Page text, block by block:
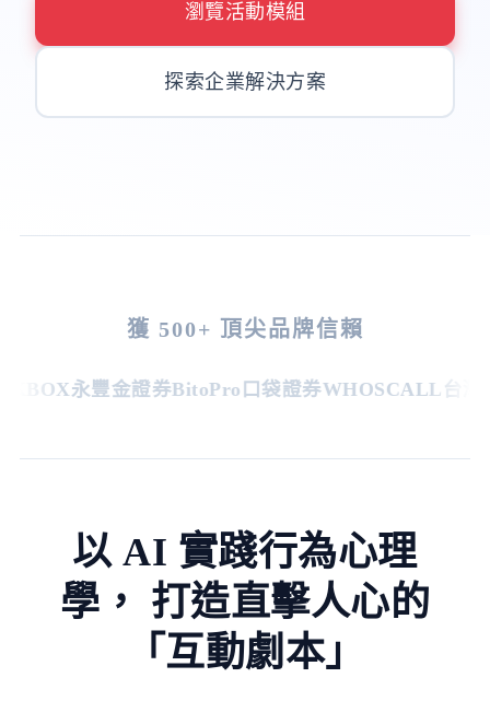
瀏覽活動模組
探索企業解決方案
獲 500+ 頂尖品牌信賴
永豐金證券BitoPro口袋證券WHOSCALL台灣虎
以 AI 實踐行為心理
學， 打造直擊人心的
「互動劇本」